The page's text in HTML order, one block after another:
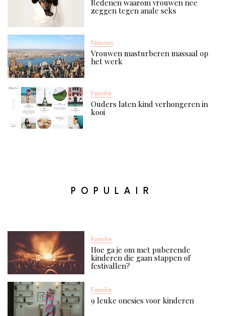
Redenen waarom vrouwen nee
zeggen tegen anale seks
Nieuws
Vrouwen masturberen massaal op
het werk
Familie
Ouders laten kind verhongeren in
kooi
POPULAIR
Familie
Hoe ga je om met puberende
kinderen die gaan stappen of
festivallen?
Familie
9 leuke onesies voor kinderen